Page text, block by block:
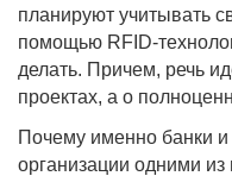
планируют учитывать
помощью RFID-
делать. Причем, речь
проектах, а о
Почему именно банки
организации одними